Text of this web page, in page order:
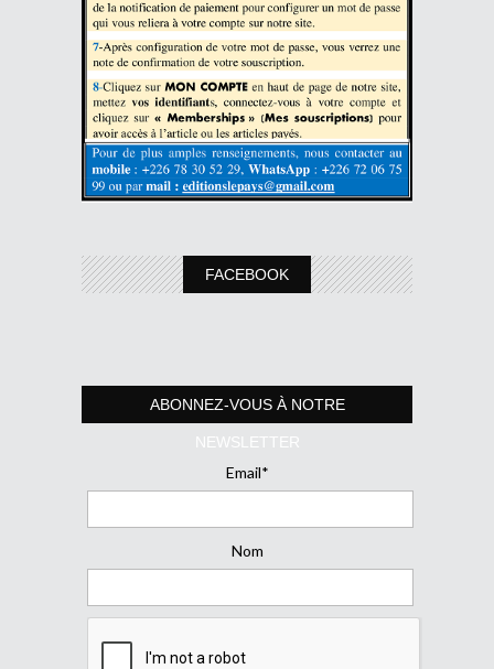
FACEBOOK
ABONNEZ-VOUS À NOTRE
NEWSLETTER
Email*
Nom